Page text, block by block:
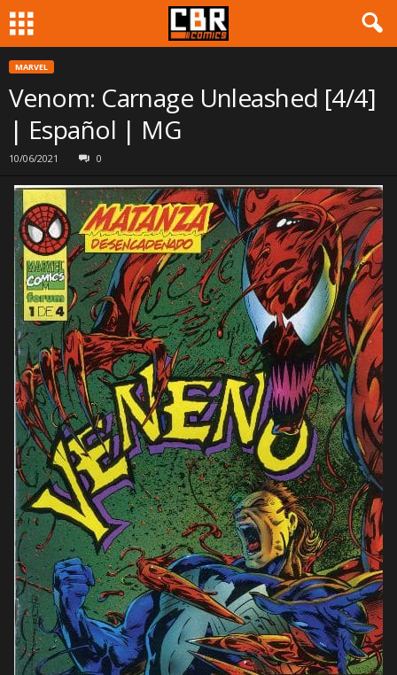
MARVEL
Venom: Carnage Unleashed [4/4]
| Español | MG
10/06/2021 0